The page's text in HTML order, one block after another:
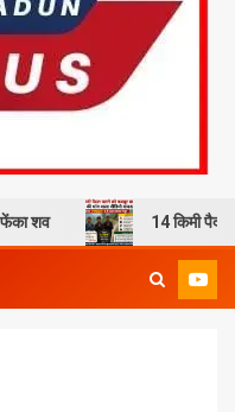
14 किमी पैदल चलने को